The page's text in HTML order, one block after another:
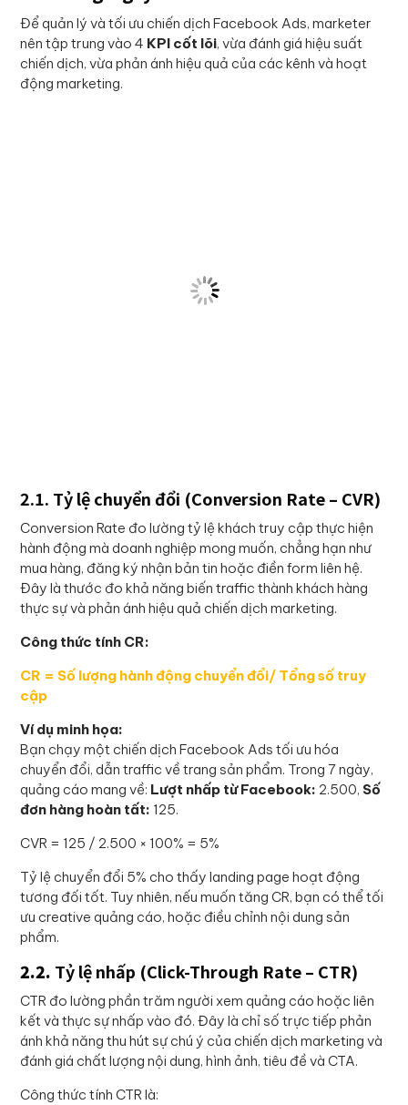
Để quản lý và tối ưu chiến dịch Facebook Ads, marketer
nên tập trung vào 4 KPI cốt lõi, vừa đánh giá hiệu suất
chiến dịch, vừa phản ánh hiệu quả của các kênh và hoạt
động marketing.
2.1. Tỷ lệ chuyển đổi (Conversion Rate – CVR)
Conversion Rate đo lường tỷ lệ khách truy cập thực hiện
hành động mà doanh nghiệp mong muốn, chẳng hạn như
mua hàng, đăng ký nhận bản tin hoặc điền form liên hệ.
Đây là thước đo khả năng biến traffic thành khách hàng
thực sự và phản ánh hiệu quả chiến dịch marketing.
Công thức tính CR:
CR = Số lượng hành động chuyển đổi/ Tổng số truy
cập
Ví dụ minh họa:
Bạn chạy một chiến dịch Facebook Ads tối ưu hóa
chuyển đổi, dẫn traffic về trang sản phẩm. Trong 7 ngày,
quảng cáo mang về: Lượt nhấp từ Facebook: 2.500, Số
đơn hàng hoàn tất: 125.
CVR = 125 / 2.500 × 100% = 5%
Tỷ lệ chuyển đổi 5% cho thấy landing page hoạt động
tương đối tốt. Tuy nhiên, nếu muốn tăng CR, bạn có thể tối
ưu creative quảng cáo, hoặc điều chỉnh nội dung sản
phẩm.
2.2. Tỷ lệ nhấp (Click-Through Rate – CTR)
CTR đo lường phần trăm người xem quảng cáo hoặc liên
kết và thực sự nhấp vào đó. Đây là chỉ số trực tiếp phản
ánh khả năng thu hút sự chú ý của chiến dịch marketing và
đánh giá chất lượng nội dung, hình ảnh, tiêu đề và CTA.
Công thức tính CTR là: